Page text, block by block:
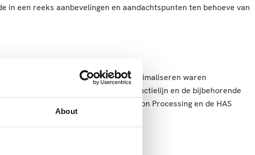
About
een reeks aanbevelingen en aandachtspunten ten behoeve van
‘Om de productielijn te kunnen optimaliseren waren
toe best lastig om de gehele productielijn en de bijbehorende
goed einde gebracht en kijken Fishion Processing en de HAS